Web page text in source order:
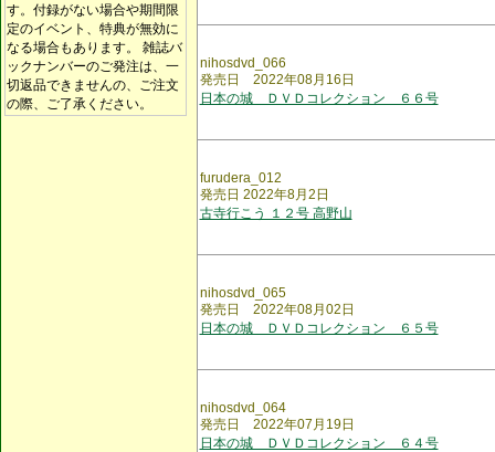
す。付録がない場合や期間限
定のイベント、特典が無効に
なる場合もあります。 雑誌バ
ックナンバーのご発注は、一
切返品できませんの、ご注文
の際、ご了承ください。
nihosdvd_066
発売日 2022年08月16日
日本の城 ＤＶＤコレクション ６６号
furudera_012
発売日 2022年8月2日
古寺行こう １２号 高野山
nihosdvd_065
発売日 2022年08月02日
日本の城 ＤＶＤコレクション ６５号
nihosdvd_064
発売日 2022年07月19日
日本の城 ＤＶＤコレクション ６４号